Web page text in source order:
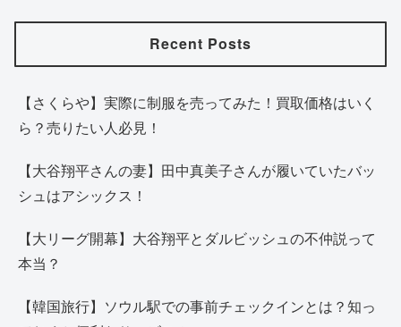
Recent Posts
【さくらや】実際に制服を売ってみた！買取価格はいく
ら？売りたい人必見！
【大谷翔平さんの妻】田中真美子さんが履いていたバッ
シュはアシックス！
【大リーグ開幕】大谷翔平とダルビッシュの不仲説って
本当？
【韓国旅行】ソウル駅での事前チェックインとは？知っ